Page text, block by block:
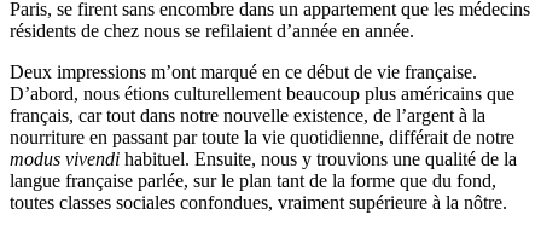
Paris, se firent sans encombre dans un appartement que les médecins
résidents de chez nous se refilaient d’année en année.
Deux impressions m’ont marqué en ce début de vie française.
D’abord, nous étions culturellement beaucoup plus américains que
français, car tout dans notre nouvelle existence, de l’argent à la
nourriture en passant par toute la vie quotidienne, différait de notre
modus vivendi habituel. Ensuite, nous y trouvions une qualité de la
langue française parlée, sur le plan tant de la forme que du fond,
toutes classes sociales confondues, vraiment supérieure à la nôtre.